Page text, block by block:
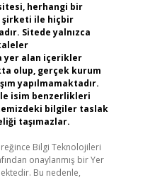
herhangi bir
şirketi ile hiçbir
Sitede yalnızca
yer alan içerikler
olup, gerçek kurum
yapılmamaktadır.
isim benzerlikleri
bilgiler taslak
taşımazlar.
Bilgi Teknolojileri
onaylanmış bir Yer
Bu nedenle,